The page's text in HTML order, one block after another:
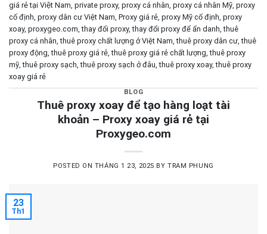
giá rẻ tại Việt Nam, private proxy, proxy cá nhân, proxy cá nhân Mỹ, proxy
cố định, proxy dân cư Việt Nam, Proxy giá rẻ, proxy Mỹ cố định, proxy
xoay, proxygeo.com,thay đổi proxy,thay đổi proxy để ẩn danh,thuê
proxy cá nhân,thuê proxy chất lượng ở Việt Nam,thuê proxy dân cư,thuê
proxy động,thuê proxy giá rẻ,thuê proxy giá rẻ chất lượng,thuê proxy
mỹ,thuê proxy sạch,thuê proxy sạch ở đâu,thuê proxy xoay,thuê proxy
xoay giá rẻ
BLOG
Thuê proxy xoay để tạo hàng loạt tài
khoản – Proxy xoay giá rẻ tại
Proxygeo.com
POSTED ON THÁNG 1 23, 2025 BYTRAM PHUNG
23
Th1